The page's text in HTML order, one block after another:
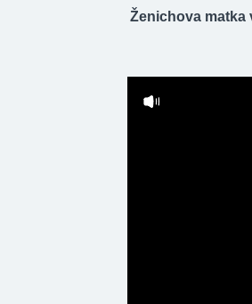
Ženichova matka